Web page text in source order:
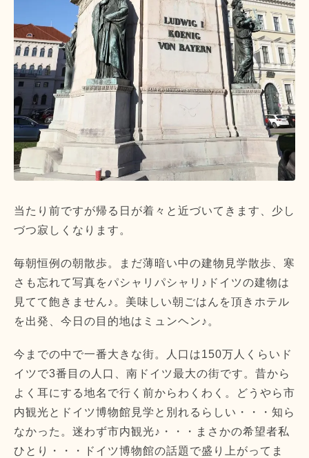
当たり前ですが帰る日が着々と近づいてきます、少し
づつ寂しくなります。
毎朝恒例の朝散歩。まだ薄暗い中の建物見学散歩、寒
さも忘れて写真をパシャリパシャリ♪ドイツの建物は
見てて飽きません♪。美味しい朝ごはんを頂きホテル
を出発、今日の目的地はミュンヘン♪。
今までの中で一番大きな街。人口は150万人くらいド
イツで3番目の人口、南ドイツ最大の街です。昔から
よく耳にする地名で行く前からわくわく。どうやら市
内観光とドイツ博物館見学と別れるらしい・・・知ら
なかった。迷わず市内観光♪・・・まさかの希望者私
ひとり・・・ドイツ博物館の話題で盛り上がってま